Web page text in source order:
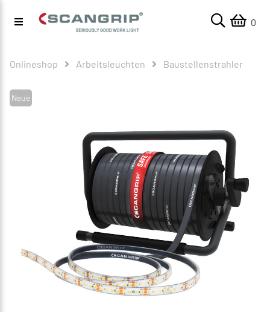
0
Onlineshop Arbeitsleuchten Baustellenstrahler
Neue